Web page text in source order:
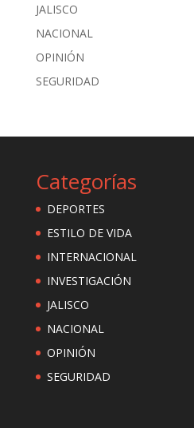
JALISCO
NACIONAL
OPINIÓN
SEGURIDAD
Categorías
DEPORTES
ESTILO DE VIDA
INTERNACIONAL
INVESTIGACIÓN
JALISCO
NACIONAL
OPINIÓN
SEGURIDAD